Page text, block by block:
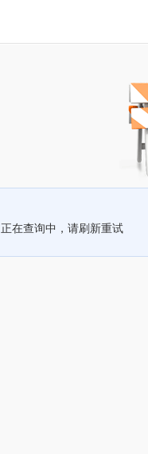
正在查询中，请刷新重试